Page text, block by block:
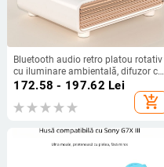
Bluetooth audio retro platou rotativ
cu iluminare ambientală, difuzor cu
încărcare fără fir
172.58 - 197.62 Lei
add_shopping_cart